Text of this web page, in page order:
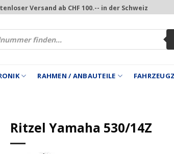
Versand ab CHF 100.-- in der Schweiz
RAHMEN / ANBAUTEILE
Ritzel Yamaha 530/14Z